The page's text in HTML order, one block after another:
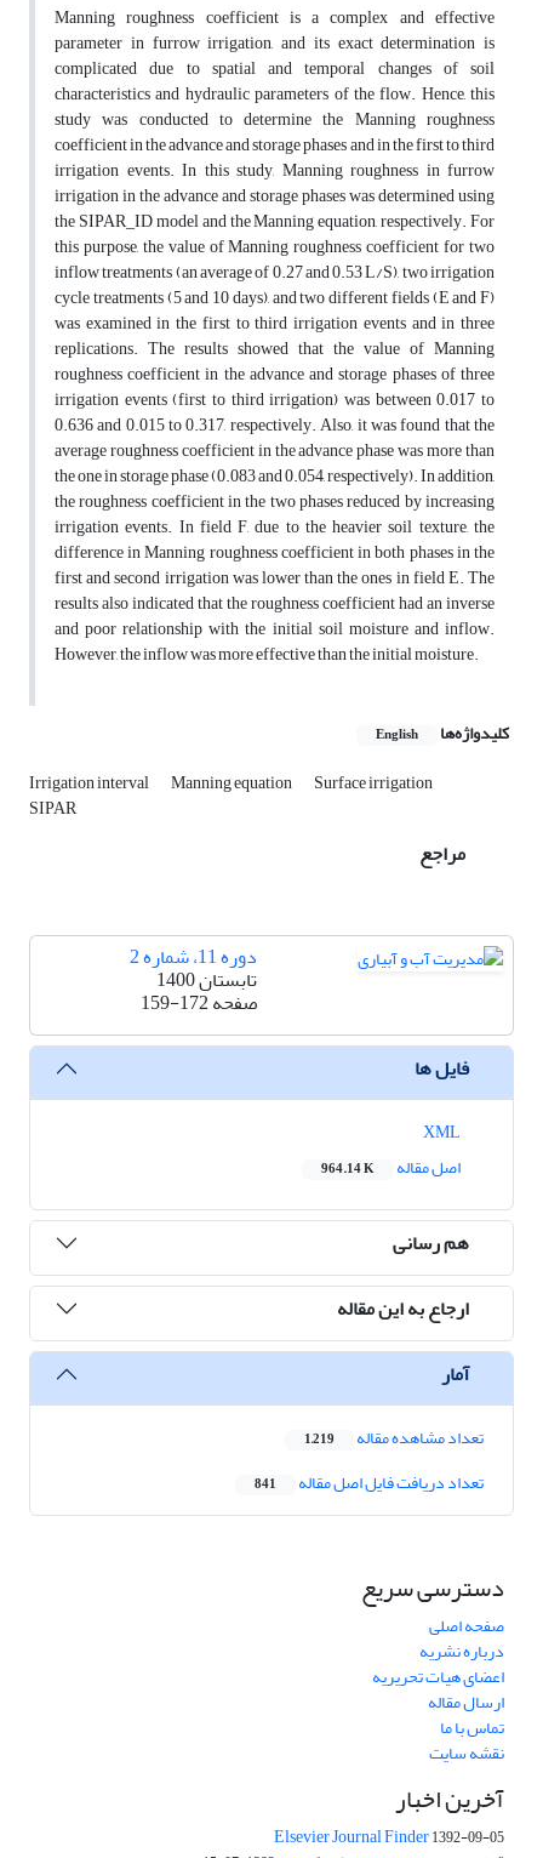
Manning roughness coefficient is a complex and effective
parameter in furrow irrigation, and its exact determination is
complicated due to spatial and temporal changes of soil
characteristics and hydraulic parameters of the flow. Hence, this
study was conducted to determine the Manning roughness
coefficient in the advance and storage phases and in the first to third
irrigation events. In this study, Manning roughness in furrow
irrigation in the advance and storage phases was determined using
the SIPAR_ID model and the Manning equation, respectively. For
this purpose, the value of Manning roughness coefficient for two
inflow treatments (an average of 0.27 and 0.53 L/S), two irrigation
cycle treatments (5 and 10 days), and two different fields (E and F)
was examined in the first to third irrigation events and in three
replications. The results showed that the value of Manning
roughness coefficient in the advance and storage phases of three
irrigation events (first to third irrigation) was between 0.017 to
0.636 and 0.015 to 0.317, respectively. Also, it was found that the
average roughness coefficient in the advance phase was more than
the one in storage phase (0.083 and 0.054, respectively). In addition,
the roughness coefficient in the two phases reduced by increasing
irrigation events. In field F, due to the heavier soil texture, the
difference in Manning roughness coefficient in both phases in the
first and second irrigation was lower than the ones in field E. The
results also indicated that the roughness coefficient had an inverse
and poor relationship with the initial soil moisture and inflow.
However, the inflow was more effective than the initial moisture.
کلیدواژه‌ها English
Irrigation interval Manning equation Surface irrigation
SIPAR
مراجع
دوره 11، شماره 2
تابستان 1400
صفحه159-172
فایل ها
اصل مقاله
964.14 K
هم رسانی
ارجاع به این مقاله
آمار
تعداد مشاهده مقاله 1,219
تعداد دریافت فایل اصل مقاله 841
دسترسی سریع
صفحه اصلی
درباره نشریه
اعضای هیات تحریریه
ارسال مقاله
تماس با ما
نقشه سایت
آخرین اخبار
Elsevier Journal Finder1392-09-05